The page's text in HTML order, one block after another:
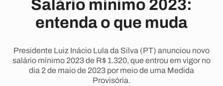
Salário mínimo 2023:
entenda o que muda
Presidente Luiz Inácio Lula da Silva (PT) anunciou novo
salário mínimo 2023 de R$ 1.320, que entrou em vigor no
dia 2 de maio de 2023 por meio de uma Medida
Provisória.